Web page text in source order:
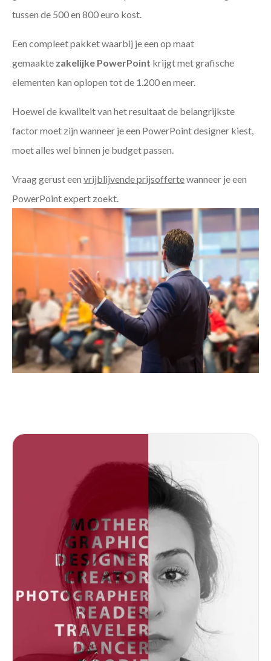
tussen de 500 en 800 euro kost.
Een compleet pakket waarbij je een op maat
gemaakte zakelijke PowerPoint krijgt met grafische
elementen kan oplopen tot de 1.200 en meer.
Hoewel de kwaliteit van het resultaat de belangrijkste
factor moet zijn wanneer je een PowerPoint designer kiest,
moet alles wel binnen je budget passen.
Vraag gerust een vrijblijvende prijsoffertewanneer je een
PowerPoint expert zoekt.